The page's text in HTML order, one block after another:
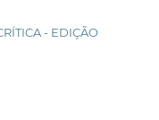
- EDIÇÃO